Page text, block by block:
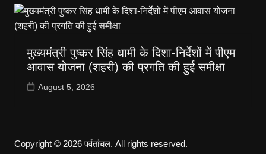
मुख्यमंत्री पुष्कर सिंह धामी के दिशा-निर्देशों में पीएम
आवास योजना (शहरी) की प्रगति की हुई समीक्षा
August 5, 2026
Copyright © 2026 पर्वतांचल. All rights reserved.